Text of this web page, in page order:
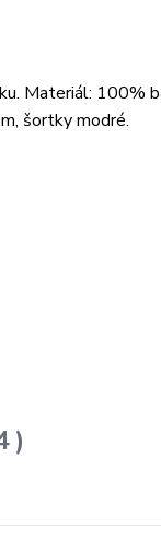
Materiál: 100%
šortky modré.